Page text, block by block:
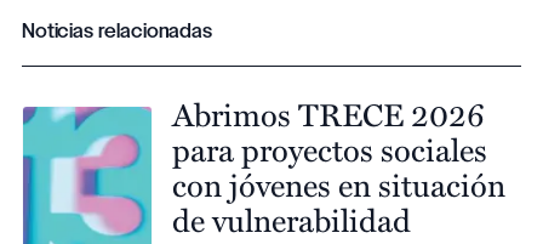
Noticias relacionadas
Abrimos TRECE 2026
para proyectos sociales
con jóvenes en situación
de vulnerabilidad